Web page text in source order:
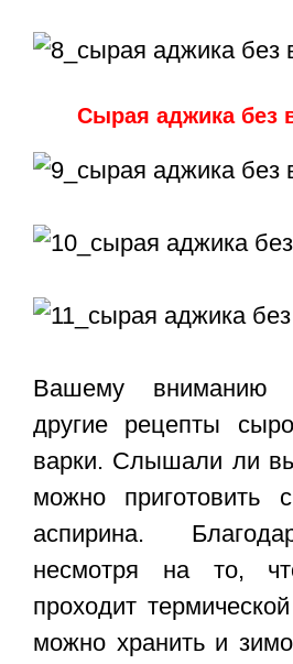
Сырая аджика без
Вашему вниманию
другие рецепты
варки. Слышали ли
можно приготовить
аспирина.
несмотря на то,
проходит
можно хранить и